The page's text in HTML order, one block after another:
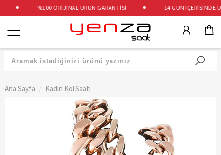
%100 ORİJİNAL ÜRÜN GARANTİSİ 14 GÜN İÇERİSİNDE
Kategoriler
Ana Sayfa Kadın Kol Saati